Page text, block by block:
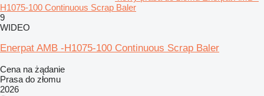
H1075-100 Continuous Scrap Baler
9
WIDEO
Enerpat AMB -H1075-100 Continuous Scrap Baler
Cena na żądanie
Prasa do złomu
2026